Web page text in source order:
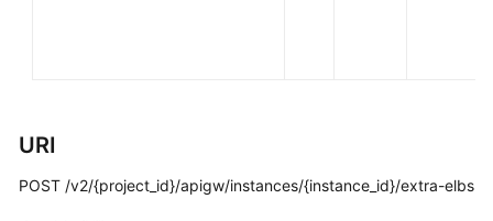
考
使
URI
POST /v2/{project_id}/apigw/instances/{instance_id}/extra-elbs